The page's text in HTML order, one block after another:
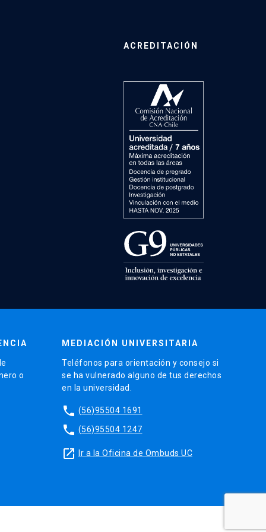
ACREDITACIÓN
o
MEDIACIÓN UNIVERSITARIA
Teléfonos para orientación y consejo si
se ha vulnerado alguno de tus derechos
en la universidad.
phone (56)95504 1691
phone (56)95504 1247
launch Ir a la Oficina de Ombuds UC